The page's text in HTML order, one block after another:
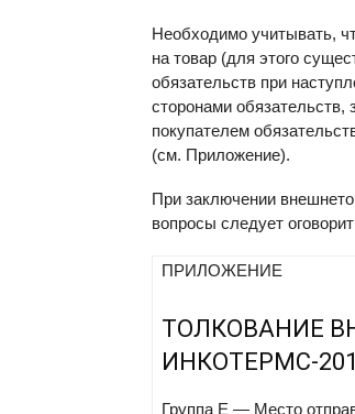
Необходимо учитывать,
на товар (для этого
обязательств при
сторонами обязательств,
покупателем
(см. Приложение).
При заключении
вопросы следует
ПРИЛОЖЕНИЕ
ТОЛКОВАНИЕ
ИНКОТЕРМС-
Группа E — Место